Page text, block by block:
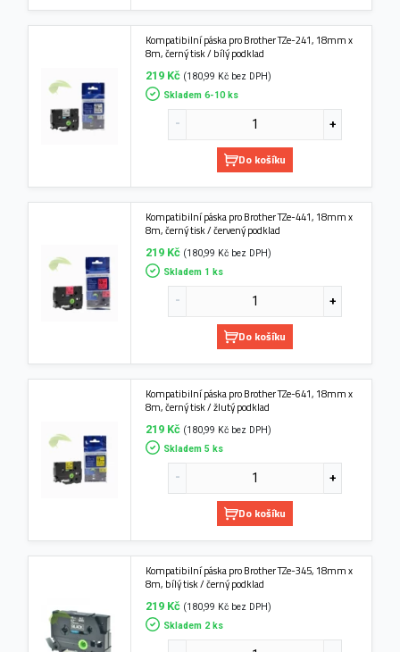
Kompatibilní páska pro Brother TZe-241, 18mm x
8m, černý tisk / bílý podklad
219 Kč (180,99 Kč bez DPH)
Skladem 6-10 ks
Do košíku
Kompatibilní páska pro Brother TZe-441, 18mm x
8m, černý tisk / červený podklad
219 Kč (180,99 Kč bez DPH)
Skladem 1 ks
Do košíku
Kompatibilní páska pro Brother TZe-641, 18mm x
8m, černý tisk / žlutý podklad
219 Kč (180,99 Kč bez DPH)
Skladem 5 ks
Do košíku
Kompatibilní páska pro Brother TZe-345, 18mm x
8m, bílý tisk / černý podklad
219 Kč (180,99 Kč bez DPH)
Skladem 2 ks